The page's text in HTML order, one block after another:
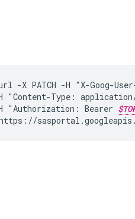
-X PATCH -H "X-Goog-
"Content-Type:
"Authorization: Bearer